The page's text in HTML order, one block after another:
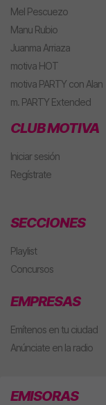
Mel Pescuezo
Manu Rubio
Juanma Arriaza
motiva HOT
motiva PARTY con Alan
m. PARTY Extended
CLUB MOTIVA
Iniciar sesión
Regístrate
SECCIONES
Playlist
Concursos
EMPRESAS
Emítenos en tu ciudad
Anúnciate en la radio
EMISORAS